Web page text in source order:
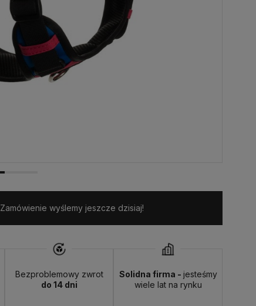
Zamówienie wyślemy jeszcze dzisiaj!
Bezproblemowy zwrot
do 14 dni
Solidna firma - jesteśmy
wiele lat na rynku
Dostępność: duża ilość